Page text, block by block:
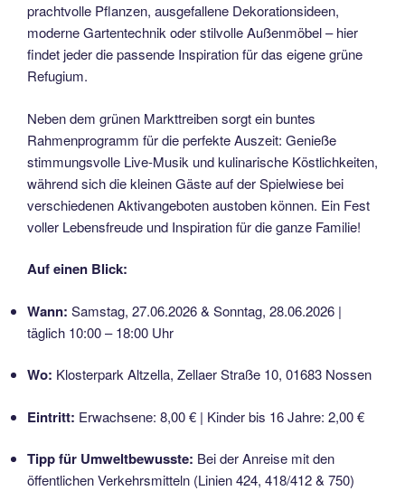
prachtvolle Pflanzen, ausgefallene Dekorationsideen,
moderne Gartentechnik oder stilvolle Außenmöbel – hier
findet jeder die passende Inspiration für das eigene grüne
Refugium.
Neben dem grünen Markttreiben sorgt ein buntes
Rahmenprogramm für die perfekte Auszeit: Genieße
stimmungsvolle Live-Musik und kulinarische Köstlichkeiten,
während sich die kleinen Gäste auf der Spielwiese bei
verschiedenen Aktivangeboten austoben können. Ein Fest
voller Lebensfreude und Inspiration für die ganze Familie!
Auf einen Blick:
Wann: Samstag, 27.06.2026 & Sonntag, 28.06.2026 |
täglich 10:00 – 18:00 Uhr
Wo: Klosterpark Altzella, Zellaer Straße 10, 01683 Nossen
Eintritt: Erwachsene: 8,00 € | Kinder bis 16 Jahre: 2,00 €
Tipp für Umweltbewusste: Bei der Anreise mit den
öffentlichen Verkehrsmitteln (Linien 424, 418/412 & 750)